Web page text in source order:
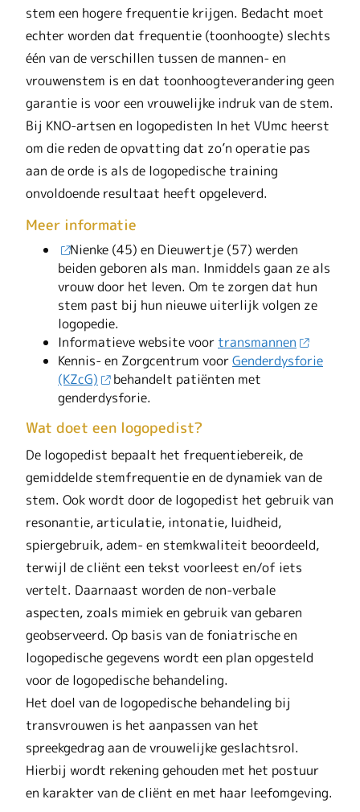
stem een hogere frequentie krijgen. Bedacht moet
echter worden dat frequentie (toonhoogte) slechts
één van de verschillen tussen de mannen- en
vrouwenstem is en dat toonhoogteverandering geen
garantie is voor een vrouwelijke indruk van de stem.
Bij KNO-artsen en logopedisten In het VUmc heerst
om die reden de opvatting dat zo’n operatie pas
aan de orde is als de logopedische training
onvoldoende resultaat heeft opgeleverd.
Meer informatie
Nienke (45) en Dieuwertje (57) werden
beiden geboren als man. Inmiddels gaan ze als
vrouw door het leven. Om te zorgen dat hun
stem past bij hun nieuwe uiterlijk volgen ze
logopedie.
Informatieve website voor transmannen
Kennis- en Zorgcentrum voorGenderdysforie
(KZcG)
behandelt patiënten met
genderdysforie.
Wat doet een logopedist?
De logopedist bepaalt het frequentiebereik, de
gemiddelde stemfrequentie en de dynamiek van de
stem. Ook wordt door de logopedist het gebruik van
resonantie, articulatie, intonatie, luidheid,
spiergebruik, adem- en stemkwaliteit beoordeeld,
terwijl de cliënt een tekst voorleest en/of iets
vertelt. Daarnaast worden de non-verbale
aspecten, zoals mimiek en gebruik van gebaren
geobserveerd. Op basis van de foniatrische en
logopedische gegevens wordt een plan opgesteld
voor de logopedische behandeling.
Het doel van de logopedische behandeling bij
transvrouwen is het aanpassen van het
spreekgedrag aan de vrouwelijke geslachtsrol.
Hierbij wordt rekening gehouden met het postuur
en karakter van de cliënt en met haar leefomgeving.